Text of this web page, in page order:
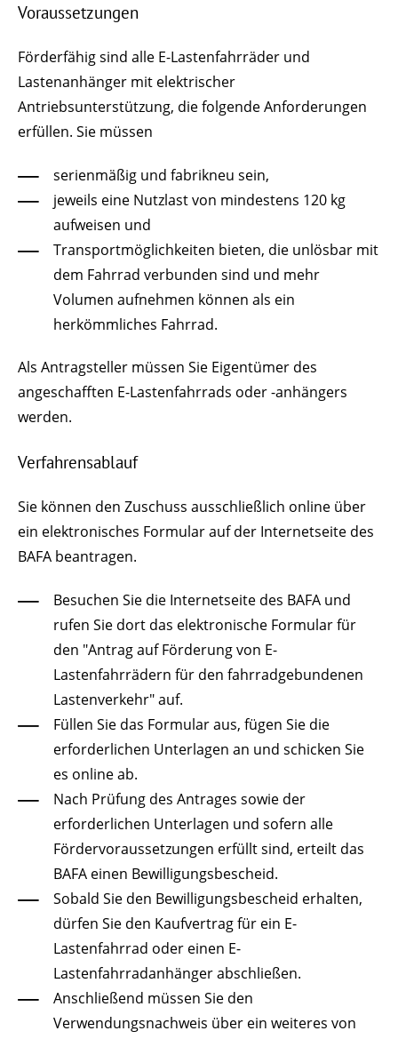
Voraussetzungen
Förderfähig sind alle E-Lastenfahrräder und
Lastenanhänger mit elektrischer
Antriebsunterstützung, die folgende Anforderungen
erfüllen. Sie müssen
serienmäßig und fabrikneu sein,
jeweils eine Nutzlast von mindestens 120 kg
aufweisen und
Transportmöglichkeiten bieten, die unlösbar mit
dem Fahrrad verbunden sind und mehr
Volumen aufnehmen können als ein
herkömmliches Fahrrad.
Als Antragsteller müssen Sie Eigentümer des
angeschafften E-Lastenfahrrads oder -anhängers
werden.
Verfahrensablauf
Sie können den Zuschuss ausschließlich online über
ein elektronisches Formular auf der Internetseite des
BAFA beantragen.
Besuchen Sie die Internetseite des BAFA und
rufen Sie dort das elektronische Formular für
den "Antrag auf Förderung von E-
Lastenfahrrädern für den fahrradgebundenen
Lastenverkehr" auf.
Füllen Sie das Formular aus, fügen Sie die
erforderlichen Unterlagen an und schicken Sie
es online ab.
Nach Prüfung des Antrages sowie der
erforderlichen Unterlagen und sofern alle
Fördervoraussetzungen erfüllt sind, erteilt das
BAFA einen Bewilligungsbescheid.
Sobald Sie den Bewilligungsbescheid erhalten,
dürfen Sie den Kaufvertrag für ein E-
Lastenfahrrad oder einen E-
Lastenfahrradanhänger abschließen.
Anschließend müssen Sie den
Verwendungsnachweis über ein weiteres von